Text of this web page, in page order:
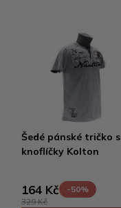
Šedé pánské tričko s
knoflíčky Kolton
164 Kč
-50%
329 Kč